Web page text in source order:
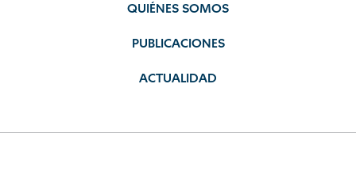
QUIÉNES SOMOS
PUBLICACIONES
ACTUALIDAD